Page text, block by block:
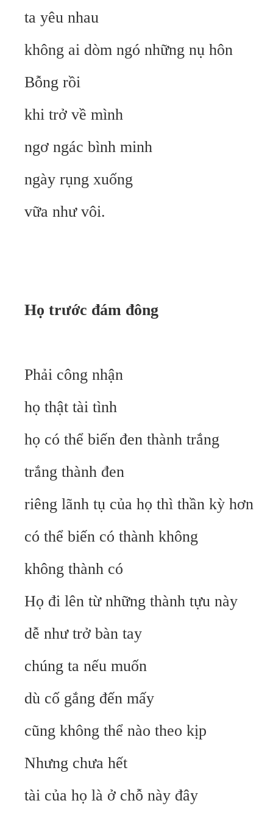
ta yêu nhau
không ai dòm ngó những nụ hôn
Bỗng rồi
khi trở về mình
ngơ ngác bình minh
ngày rụng xuống
vữa như vôi.
Họ trước đám đông
Phải công nhận
họ thật tài tình
họ có thể biến đen thành trắng
trắng thành đen
riêng lãnh tụ của họ thì thần kỳ hơn
có thể biến có thành không
không thành có
Họ đi lên từ những thành tựu này
dễ như trở bàn tay
chúng ta nếu muốn
dù cố gắng đến mấy
cũng không thể nào theo kịp
Nhưng chưa hết
tài của họ là ở chỗ này đây